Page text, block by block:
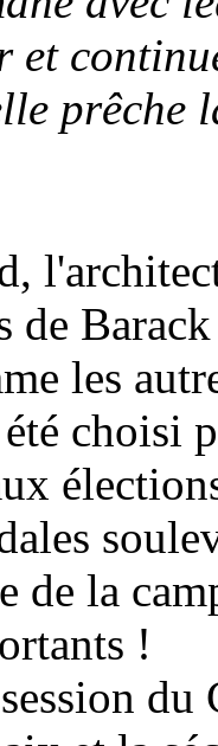
et
prêche
de
les
choisi
de la
!
du